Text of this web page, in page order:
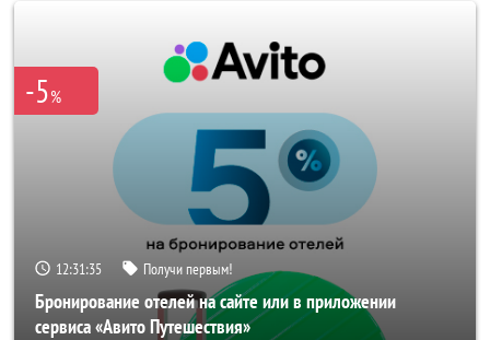
-5%
12:31:33 Получи первым!
Бронирование отелей на сайте или в приложении
сервиса «Авито Путешествия»